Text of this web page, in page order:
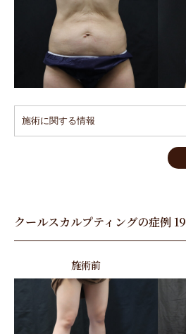
施術に関する情報
クールスカルプティングの症例 19
施術前